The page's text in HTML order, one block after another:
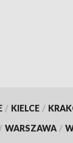
/ KIELCE /
/ WARSZAWA /